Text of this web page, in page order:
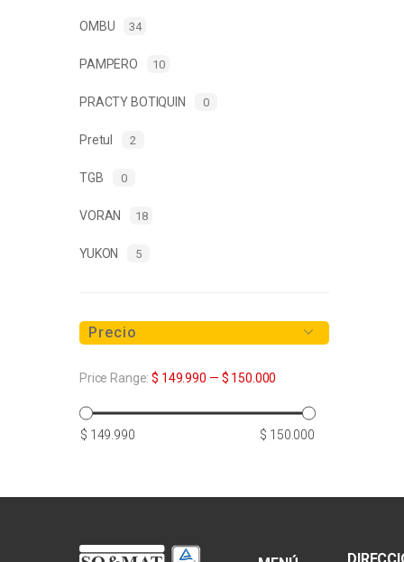
OMBU 34
PAMPERO 10
PRACTY BOTIQUIN 0
Pretul 2
TGB 0
VORAN 18
YUKON 5
Precio
Price Range:$ 149.990 — $ 150.000
$ 149.990 $ 150.000
Precio
Precio